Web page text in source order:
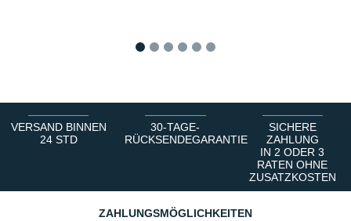
VERSAND BINNEN
24 STD
30-TAGE-
RÜCKSENDEGARANTIE
SICHERE
ZAHLUNG
IN 2 ODER 3
RATEN OHNE
ZUSATZKOSTEN
ZAHLUNGSMÖGLICHKEITEN